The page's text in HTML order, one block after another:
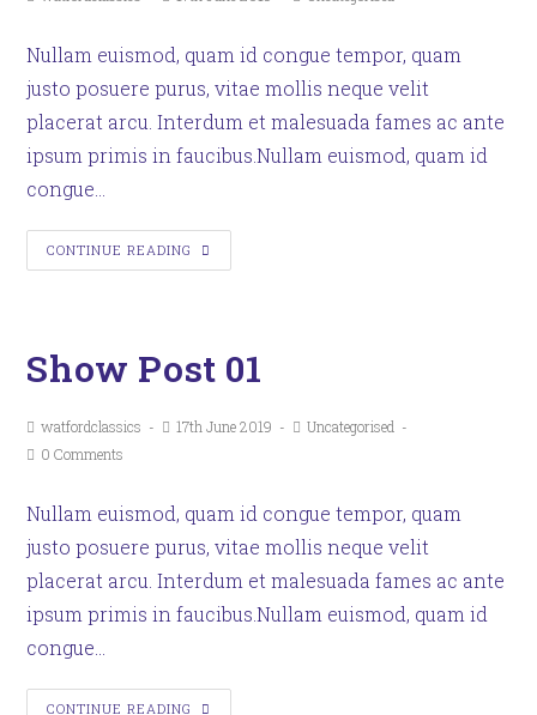
Nullam euismod, quam id congue tempor, quam
justo posuere purus, vitae mollis neque velit
placerat arcu. Interdum et malesuada fames ac ante
ipsum primis in faucibus.Nullam euismod, quam id
congue…
CONTINUE READING
Show Post 01
watfordclassics 17th June 2019
Uncategorised
0 Comments
Nullam euismod, quam id congue tempor, quam
justo posuere purus, vitae mollis neque velit
placerat arcu. Interdum et malesuada fames ac ante
ipsum primis in faucibus.Nullam euismod, quam id
congue…
CONTINUE READING